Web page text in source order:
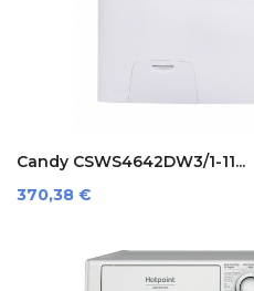
Candy CSWS4642DW3/1-11...
Preis
370,38 €